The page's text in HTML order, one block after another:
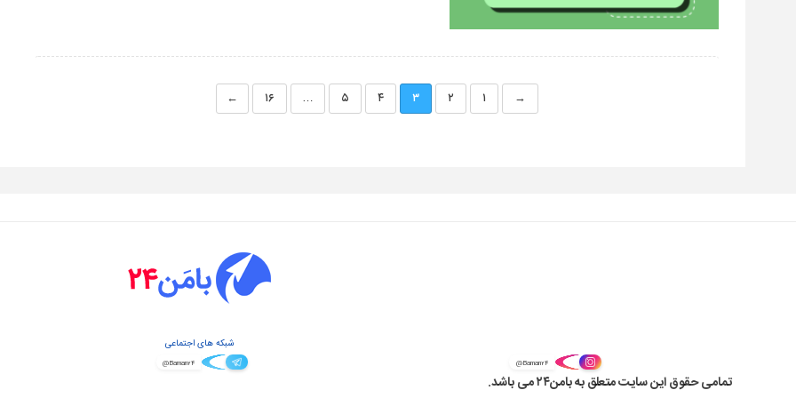
→ ۱ ۲ ۳ ۴ ۵ … ۱۶ ←
شبکه های اجتماعی
@Baman۲۴ @Baman۲۴
تمامی حقوق این سایت متعلق به بامن۲۴ می باشد.